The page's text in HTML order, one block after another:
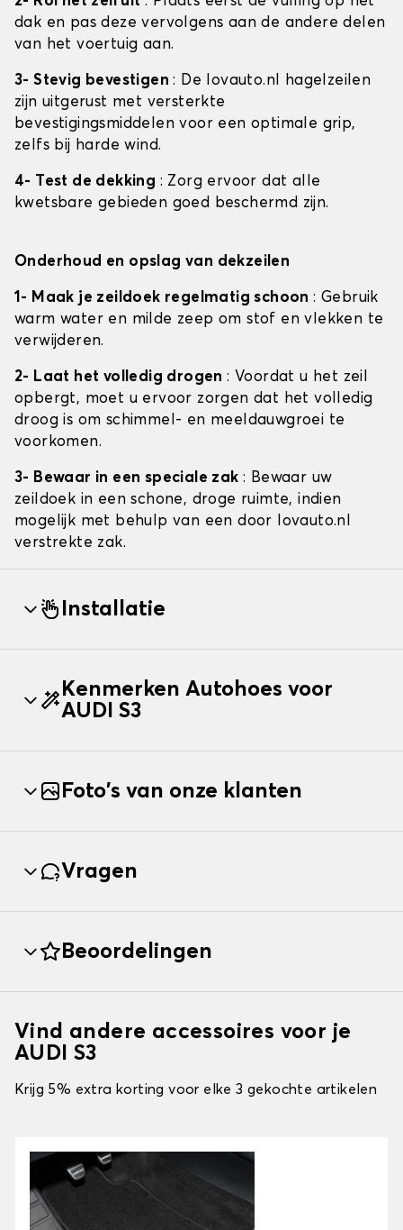
dak en pas deze vervolgens aan de andere delen
van het voertuig aan.
3- Stevig bevestigen: De lovauto.nl hagelzeilen
zijn uitgerust met versterkte
bevestigingsmiddelen voor een optimale grip,
zelfs bij harde wind.
4- Test de dekking : Zorg ervoor dat alle
kwetsbare gebieden goed beschermd zijn.
Onderhoud en opslag van dekzeilen
1- Maak je zeildoek regelmatig schoon: Gebruik
warm water en milde zeep om stof en vlekken te
verwijderen.
2- Laat het volledig drogen: Voordat u het zeil
opbergt, moet u ervoor zorgen dat het volledig
droog is om schimmel- en meeldauwgroei te
voorkomen.
3- Bewaar in een speciale zak : Bewaar uw
zeildoek in een schone, droge ruimte, indien
mogelijk met behulp van een door lovauto.nl
verstrekte zak.
Installatie
Kenmerken Autohoes voor
AUDI S3
Foto's van onze klanten
Vragen
Beoordelingen
Vind andere accessoires voor je
AUDI S3
Krijg 5% extra korting voor elke 3 gekochte artikelen